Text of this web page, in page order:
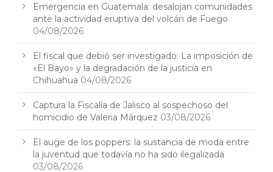
Emergencia en Guatemala: desalojan comunidades
ante la actividad eruptiva del volcán de Fuego
04/08/2026
El fiscal que debió ser investigado: La imposición de
«El Bayo» y la degradación de la justicia en
Chihuahua 04/08/2026
Captura la Fiscalía de Jalisco al sospechoso del
homicidio de Valeria Márquez 03/08/2026
El auge de los poppers: la sustancia de moda entre
la juventud que todavía no ha sido ilegalizada
03/08/2026